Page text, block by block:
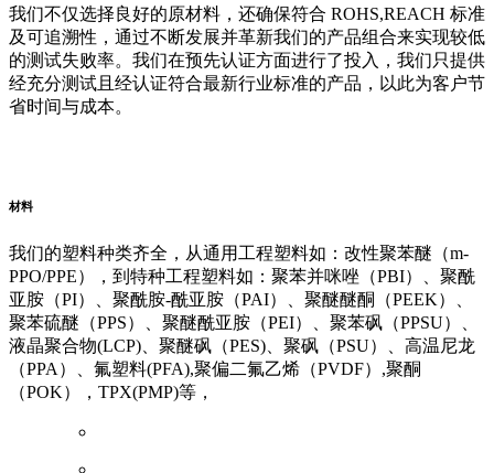
我们不仅选择良好的原材料，还确保符合 ROHS,REACH 标准
及可追溯性，通过不断发展并革新我们的产品组合来实现较低
的测试失败率。我们在预先认证方面进行了投入，我们只提供
经充分测试且经认证符合最新行业标准的产品，以此为客户节
省时间与成本。
材料
我们的塑料种类齐全，从通用工程塑料如：改性聚苯醚（m-
PPO/PPE），到特种工程塑料如：聚苯并咪唑（PBI）、聚酰
亚胺（PI）、聚酰胺-酰亚胺（PAI）、聚醚醚酮（PEEK）、
聚苯硫醚（PPS）、聚醚酰亚胺（PEI）、聚苯砜（PPSU）、
液晶聚合物(LCP)、聚醚砜（PES)、聚砜（PSU）、高温尼龙
（PPA）、氟塑料(PFA),聚偏二氟乙烯（PVDF）,聚酮
（POK），TPX(PMP)等，